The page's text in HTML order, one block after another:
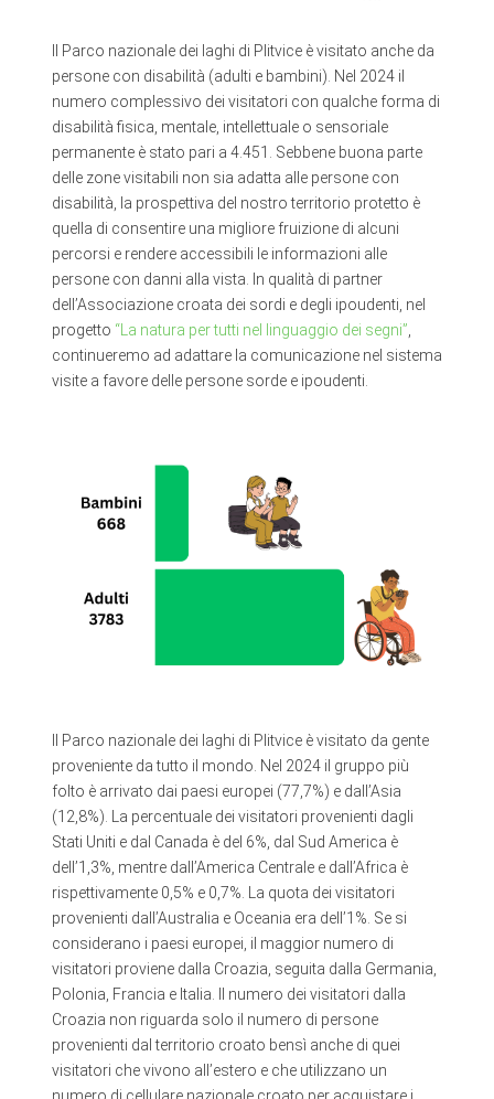
Il Parco nazionale dei laghi di Plitvice è visitato anche da
persone con disabilità (adulti e bambini). Nel 2024 il
numero complessivo dei visitatori con qualche forma di
disabilità fisica, mentale, intellettuale o sensoriale
permanente è stato pari a 4.451. Sebbene buona parte
delle zone visitabili non sia adatta alle persone con
disabilità, la prospettiva del nostro territorio protetto è
quella di consentire una migliore fruizione di alcuni
percorsi e rendere accessibili le informazioni alle
persone con danni alla vista. In qualità di partner
dell’Associazione croata dei sordi e degli ipoudenti, nel
progetto “La natura per tutti nel linguaggio dei segni”
continueremo ad adattare la comunicazione nel sistema
visite a favore delle persone sorde e ipoudenti.
Il Parco nazionale dei laghi di Plitvice è visitato da gente
proveniente da tutto il mondo. Nel 2024 il gruppo più
folto è arrivato dai paesi europei (77,7%) e dall’Asia
(12,8%). La percentuale dei visitatori provenienti dagli
Stati Uniti e dal Canada è del 6%, dal Sud America è
dell’1,3%, mentre dall’America Centrale e dall’Africa è
rispettivamente 0,5% e 0,7%. La quota dei visitatori
provenienti dall’Australia e Oceania era dell’1%. Se si
considerano i paesi europei, il maggior numero di
visitatori proviene dalla Croazia, seguita dalla Germania,
Polonia, Francia e Italia. Il numero dei visitatori dalla
Croazia non riguarda solo il numero di persone
provenienti dal territorio croato bensì anche di quei
visitatori che vivono all’estero e che utilizzano un
numero di cellulare nazionale croato per acquistare i